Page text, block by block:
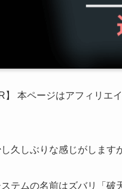
】 本ページはアフィリエ
し久しぶりな感じがします
ステムの名前はズバリ「破